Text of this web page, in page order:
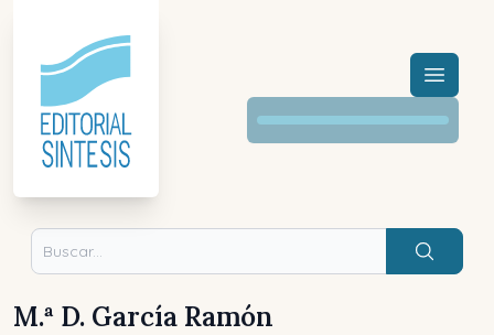
Menú
Buscar
M.ª D. García Ramón